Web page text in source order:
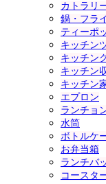
カトラリ
鍋・フラ
ティーポ
キッチン
キッチン
キッチン
キッチン
エプロン
ランチョ
水筒
ボトルケ
お弁当箱
ランチバ
コースタ